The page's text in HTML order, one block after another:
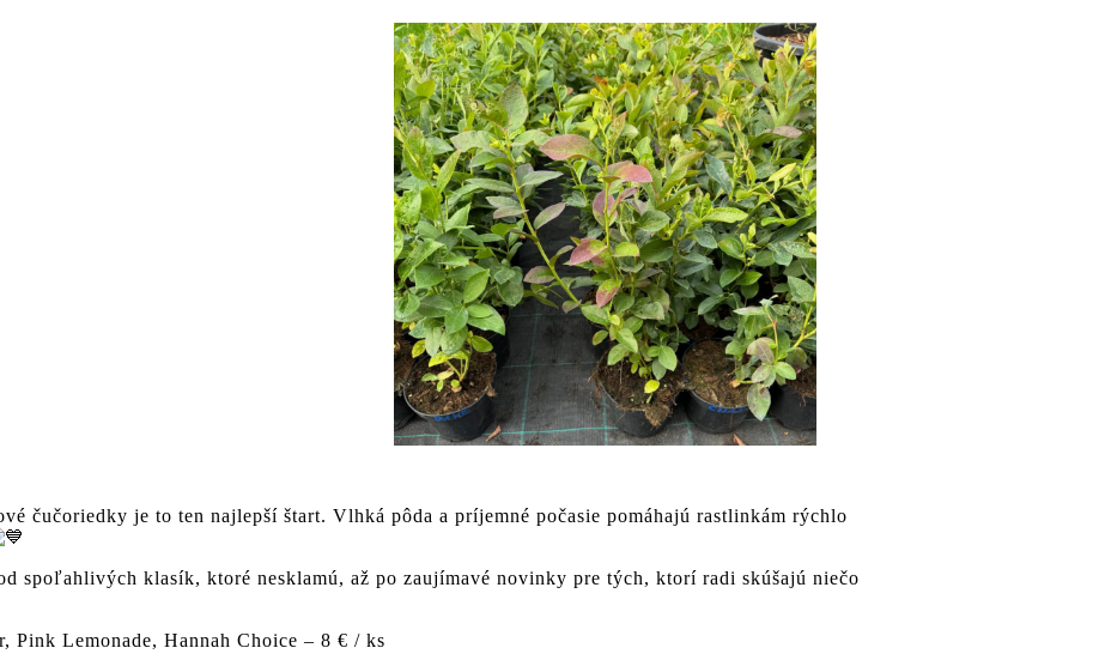
čučoriedky je to ten najlepší štart. Vlhká pôda a príjemné počasie pomáhajú rastlinkám rýchlo
spoľahlivých klasík, ktoré nesklamú, až po zaujímavé novinky pre tých, ktorí radi skúšajú niečo
Pink Lemonade, Hannah Choice – 8 € / ks